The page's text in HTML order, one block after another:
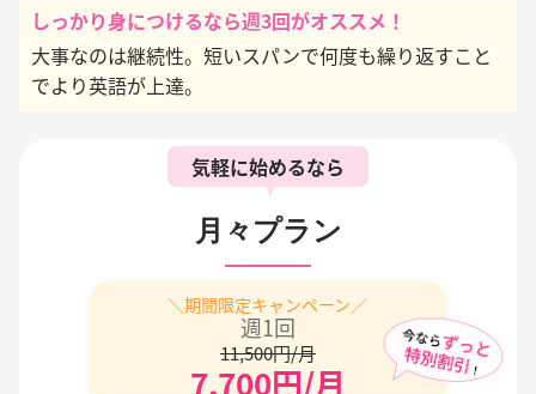
しっかり身につけるなら週3回がオススメ！
大事なのは継続性。短いスパンで何度も繰り返すこと
でより英語が上達。
気軽に始めるなら
月々プラン
＼期間限定キャンペーン／
週1回
11,500円/月
7,700円/月